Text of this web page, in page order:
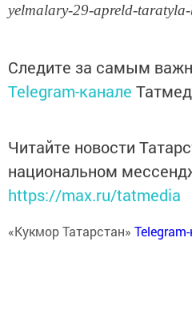
yelmalary-29-apreld-
Следите за самым
Telegram-канале
Читайте новости
национальном
https://max.ru/tatmedia
«Кукмор Татарстан»